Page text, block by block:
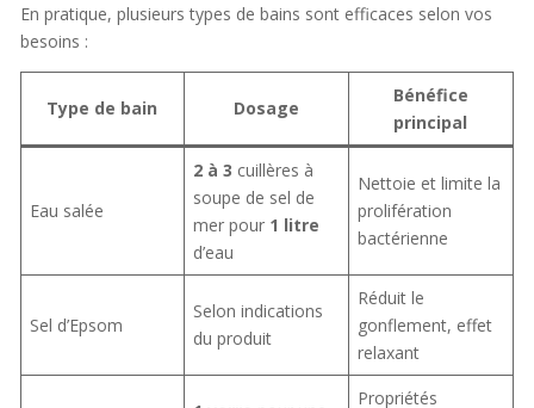
En pratique, plusieurs types de bains sont efficaces selon vos
besoins :
Type de bain Dosage
Bénéfice
principal
Eau salée
2 à 3 cuillères à
soupe de sel de
mer pour 1 litre
d’eau
Nettoie et limite la
prolifération
bactérienne
Sel d’Epsom
Selon indications
du produit
Réduit le
gonflement, effet
relaxant
Propriétés